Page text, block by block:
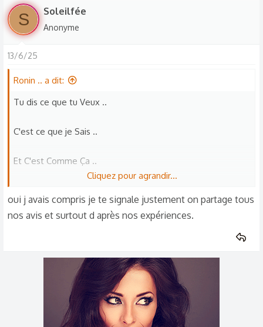
s
r
é
c
o
s
S Soleilfée
Anonyme
13/6/25
Ronin .. a dit:
Tu dis ce que tu Veux ..
C'est ce que je Sais ..
Et C'est Comme Ça ..
Cliquez pour agrandir...
oui j avais compris je te signale justement on partage tous
nos avis et surtout d après nos expériences.